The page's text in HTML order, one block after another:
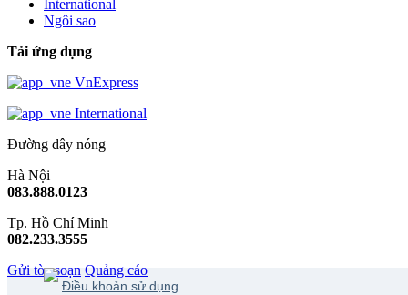
International
Ngôi sao
Tải ứng dụng
VnExpress
International
Đường dây nóng
Hà Nội
083.888.0123
Tp. Hồ Chí Minh
082.233.3555
Gửi tòa soạn Quảng cáo
Điều khoản sử dụng